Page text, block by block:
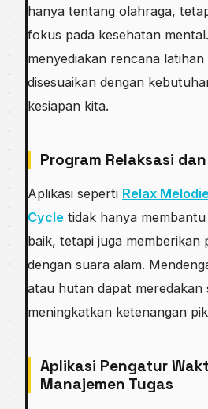
hanya tentang olahraga,
fokus pada kesehatan
menyediakan rencana
disesuaikan dengan
kesiapan kita.
Program Relaksasi
Aplikasi seperti Relax
Cycle tidak hanya
baik, tetapi juga memberikan
dengan suara alam.
atau hutan dapat meredakan
meningkatkan ketenangan
Aplikasi Pengatur
Manajemen Tugas